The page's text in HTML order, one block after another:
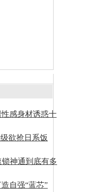
感身材诱惑十
欲抢日系饭
神通到底有多
自强“蓝芯”